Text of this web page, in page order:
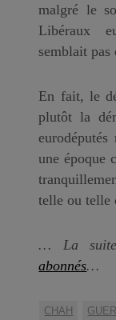
malgré le
Libéraux
semblait pas
En fait, le
plutôt la
une époque
telle ou telle
… La suite
abonnés…
CHAH